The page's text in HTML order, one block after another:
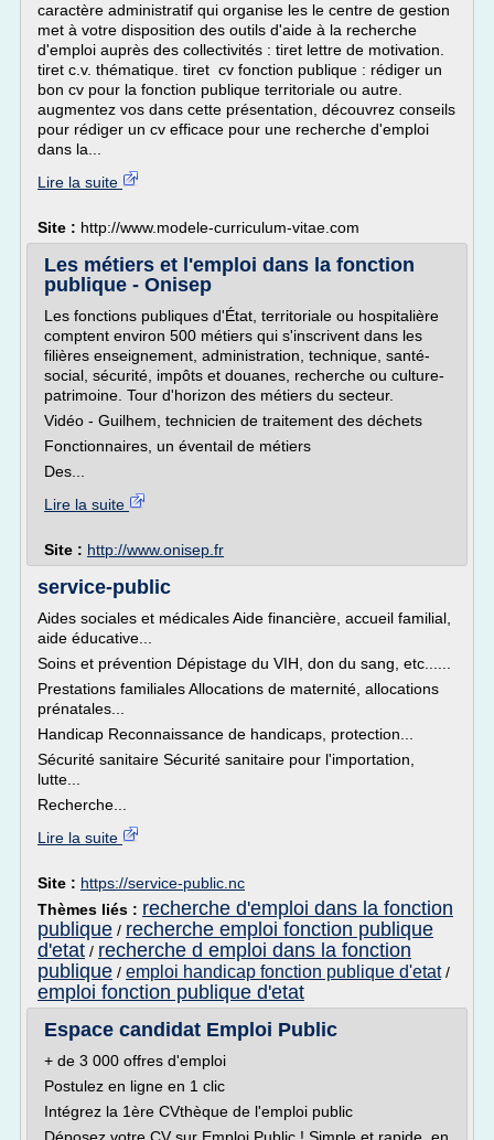
caractère administratif qui organise les le centre de gestion
met à votre disposition des outils d'aide à la recherche
d'emploi auprès des collectivités : tiret lettre de motivation.
tiret c.v. thématique. tiret cv fonction publique : rédiger un
bon cv pour la fonction publique territoriale ou autre.
augmentez vos dans cette présentation, découvrez conseils
pour rédiger un cv efficace pour une recherche d'emploi
dans la...
Lire la suite
Site : http://www.modele-curriculum-vitae.com
Les métiers et l'emploi dans la fonction
publique - Onisep
Les fonctions publiques d'État, territoriale ou hospitalière
comptent environ 500 métiers qui s'inscrivent dans les
filières enseignement, administration, technique, santé-
social, sécurité, impôts et douanes, recherche ou culture-
patrimoine. Tour d'horizon des métiers du secteur.
Vidéo - Guilhem, technicien de traitement des déchets
Fonctionnaires, un éventail de métiers
Des...
Lire la suite
Site : http://www.onisep.fr
service-public
Aides sociales et médicales Aide financière, accueil familial,
aide éducative...
Soins et prévention Dépistage du VIH, don du sang, etc......
Prestations familiales Allocations de maternité, allocations
prénatales...
Handicap Reconnaissance de handicaps, protection...
Sécurité sanitaire Sécurité sanitaire pour l'importation,
lutte...
Recherche...
Lire la suite
Site : https://service-public.nc
Thèmes liés : recherche d'emploi dans la fonction
publique / recherche emploi fonction publique
d'etat / recherche d emploi dans la fonction
publique / emploi handicap fonction publique d'etat/
emploi fonction publique d'etat
Espace candidat Emploi Public
+ de 3 000 offres d'emploi
Postulez en ligne en 1 clic
Intégrez la 1ère CVthèque de l'emploi public